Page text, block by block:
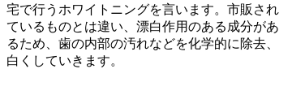
宅で行うホワイトニングを言います。市販され
ているものとは違い、漂白作用のある成分があ
るため、歯の内部の汚れなどを化学的に除去、
白くしていきます。